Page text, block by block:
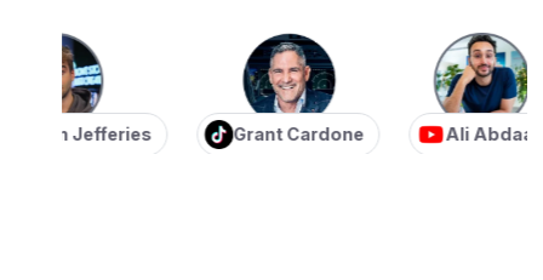
Jefferies Grant Cardone Ali Abdaal